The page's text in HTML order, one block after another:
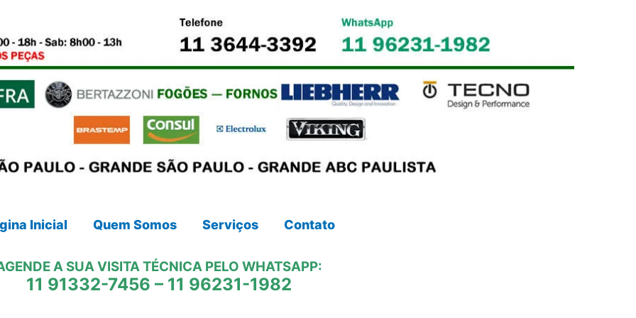
Inicial Quem Somos Serviços Contato
A SUA VISITA TÉCNICA PELO WHATSAPP:
11 91332-7456 – 11 96231-1982